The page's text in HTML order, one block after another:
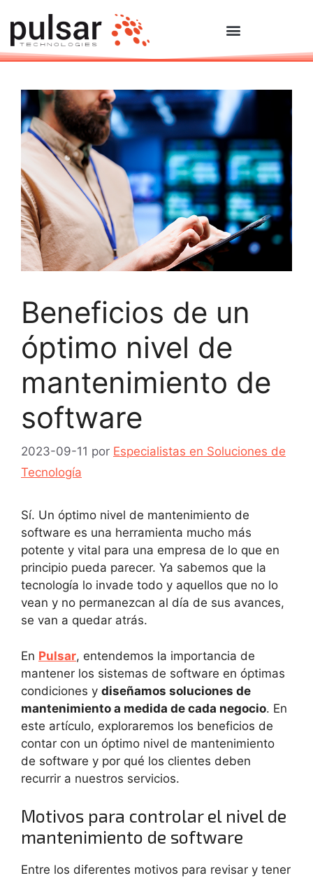
Beneficios de un
óptimo nivel de
mantenimiento de
software
2023-09-11 por Especialistas en Soluciones de
Tecnología
Sí. Un óptimo nivel de mantenimiento de
software es una herramienta mucho más
potente y vital para una empresa de lo que en
principio pueda parecer. Ya sabemos que la
tecnología lo invade todo y aquellos que no lo
vean y no permanezcan al día de sus avances,
se van a quedar atrás.
En Pulsar, entendemos la importancia de
mantener los sistemas de software en óptimas
condiciones y diseñamos soluciones de
mantenimiento a medida de cada negocio. En
este artículo, exploraremos los beneficios de
contar con un óptimo nivel de mantenimiento
de software y por qué los clientes deben
recurrir a nuestros servicios.
Motivos para controlar el nivel de
mantenimiento de software
Entre los diferentes motivos para revisar y tener